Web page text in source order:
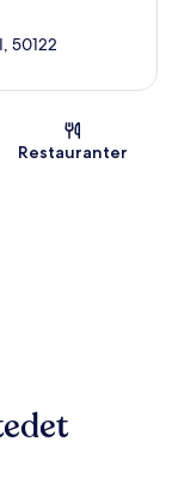
50122
Restauranter